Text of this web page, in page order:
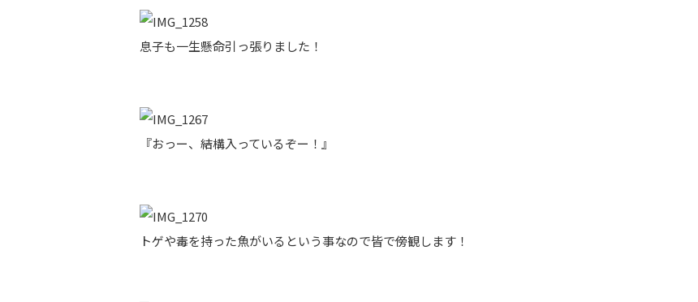
息子も一生懸命引っ張りました！
『おっー、結構入っているぞー！』
トゲや毒を持った魚がいるという事なので皆で傍観します！